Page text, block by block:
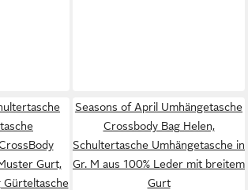
Gurt,
Gürteltasche
Seasons of April Umhängetasche
Crossbody Bag Helen,
Schultertasche Umhängetasche in
Gr. M aus 100% Leder mit breitem
Gurt